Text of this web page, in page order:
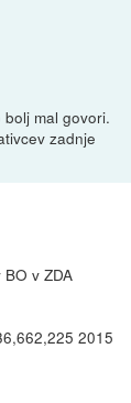
mal govori.
zadnje
v ZDA
2015